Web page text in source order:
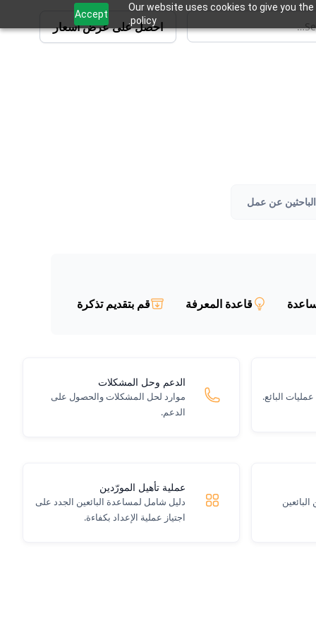
Our website uses cookies to give you
policy.
Accept
احصل على عرض أسعار
عن عمل
قاعدة المعرفة قم بتقديم تذكرة
البائع.
الدعم وحل المشكلات
موارد لحل المشكلات والحصول على
الدعم.
عملية تأهيل المورّدين
دليل شامل لمساعدة البائعين الجدد على
اجتياز عملية الإعداد بكفاءة.